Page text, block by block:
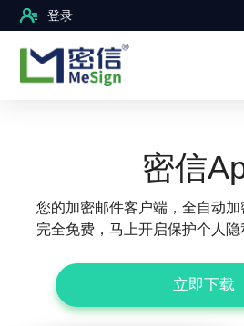
登录
密信
您的加密邮件客户端，全自动加
完全免费，马上开启保护个人隐